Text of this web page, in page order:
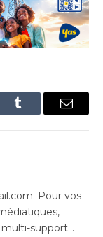
Tumblr Email
Pour vos
multi-support…